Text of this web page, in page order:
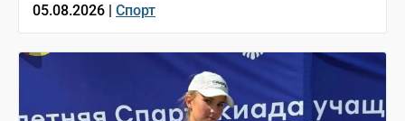
05.08.2026 | Спорт